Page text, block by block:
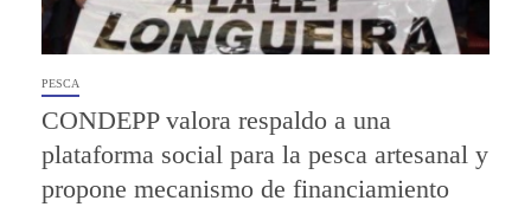
PESCA
CONDEPP valora respaldo a una
plataforma social para la pesca artesanal y
propone mecanismo de financiamiento